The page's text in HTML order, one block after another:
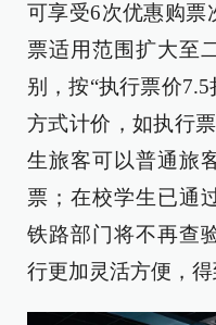
可享受6次优惠购票
票适用范围扩大至
别，按“执行票价
方式计价，如执行
生旅客可以普通旅
票；在校学生已通
铁路部门将不再查
行更加灵活方便，得